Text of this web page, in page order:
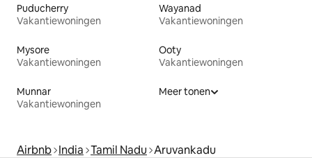
Puducherry
Vakantiewoningen
Wayanad
Vakantiewoningen
Mysore
Vakantiewoningen
Ooty
Vakantiewoningen
Munnar
Vakantiewoningen
Meer tonen
Airbnb India Tamil Nadu Aruvankadu